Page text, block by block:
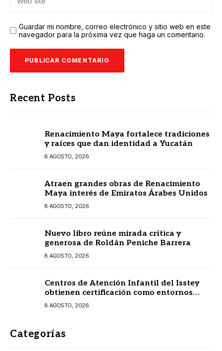
Guardar mi nombre, correo electrónico y sitio web en este
navegador para la próxima vez que haga un comentario.
Recent Posts
Renacimiento Maya fortalece tradiciones
y raíces que dan identidad a Yucatán
8 AGOSTO, 2026
Atraen grandes obras de Renacimiento
Maya interés de Emiratos Árabes Unidos
8 AGOSTO, 2026
Nuevo libro reúne mirada crítica y
generosa de Roldán Peniche Barrera
8 AGOSTO, 2026
Centros de Atención Infantil del Isstey
obtienen certificación como entornos
amigables con la lactancia materna
8 AGOSTO, 2026
Categorías